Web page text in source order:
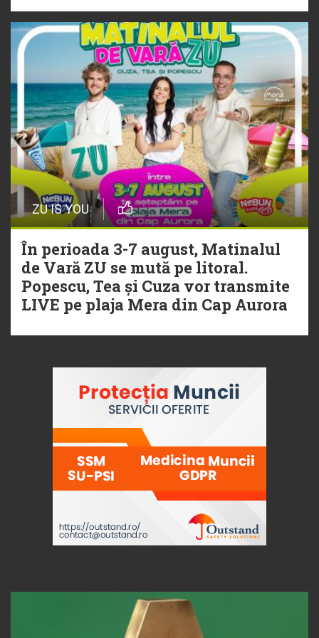
NEW MUSIC | 5 piese noi în
playlistul Radio ZU
ZU IS YOU
În perioada 3-7 august, Matinalul
de Vară ZU se mută pe litoral.
Popescu, Tea și Cuza vor transmite
LIVE pe plaja Mera din Cap Aurora